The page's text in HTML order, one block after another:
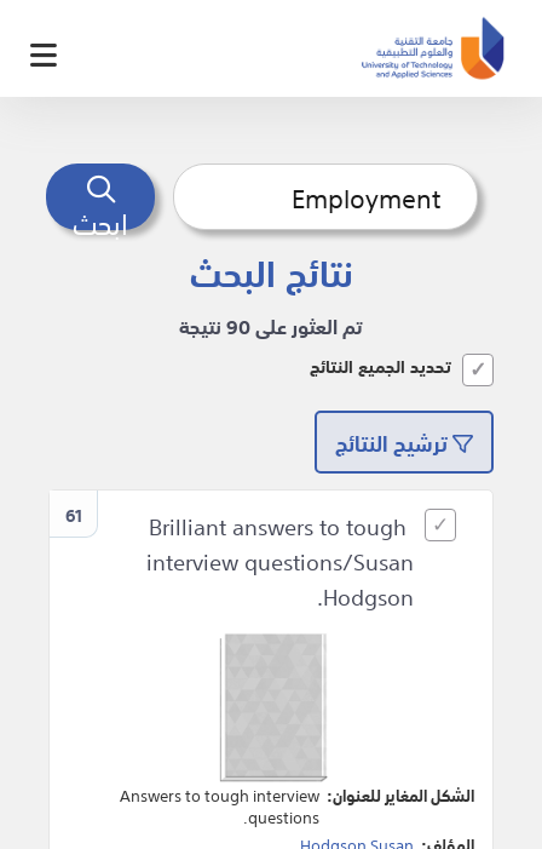
ابحث
نتائج البحث
تم العثور على 90 نتيجة
تحديد الجميع النتائج
ترشيح النتائج
61
Brilliant answers to tough
interview questions/Susan
Hodgson.
الشكل المغاير للعنوان: Answers to tough interview
questions.